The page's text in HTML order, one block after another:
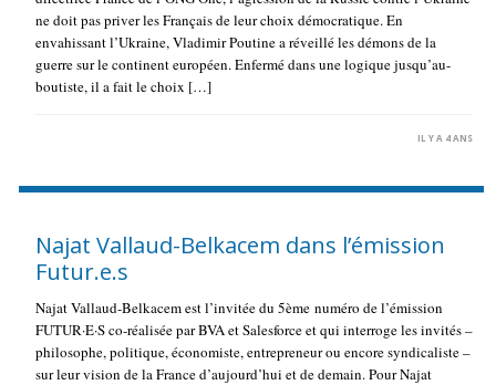
ne doit pas priver les Français de leur choix démocratique. En
envahissant l’Ukraine, Vladimir Poutine a réveillé les démons de la
guerre sur le continent européen. Enfermé dans une logique jusqu’au-
boutiste, il a fait le choix […]
IL Y A 4 ANS
Najat Vallaud-Belkacem dans l’émission
Futur.e.s
Najat Vallaud-Belkacem est l’invitée du 5ème numéro de l’émission
FUTUR·E·S co-réalisée par BVA et Salesforce et qui interroge les invités –
philosophe, politique, économiste, entrepreneur ou encore syndicaliste –
sur leur vision de la France d’aujourd’hui et de demain. Pour Najat